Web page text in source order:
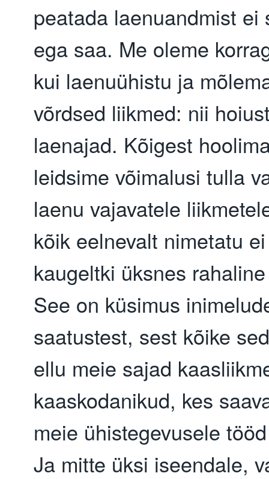
peatada laenuandmist ei
ega saa. Me oleme
kui laenuühistu ja
võrdsed liikmed: nii
laenajad. Kõigest
leidsime võimalusi tulla
laenu vajavatele
kõik eelnevalt nimetatu
kaugeltki üksnes
See on küsimus
saatustest, sest kõike
ellu meie sajad
kaaskodanikud, kes
meie ühistegevusele
Ja mitte üksi iseendale,